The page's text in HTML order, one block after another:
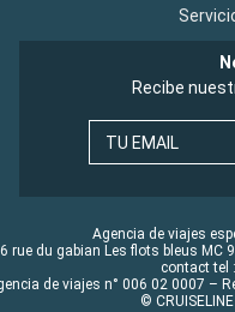
Recibe
TU EMAIL
Agencia de viajes
rue du gabian Les flots bleus MC
contact tel
de viajes n° 006 02 0007 –
©